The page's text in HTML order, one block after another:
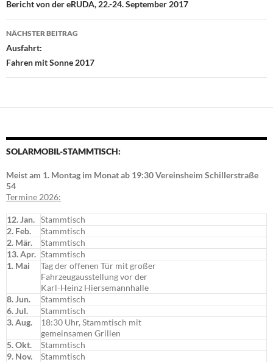
Bericht von der eRUDA, 22.-24. September 2017
NÄCHSTER BEITRAG
Ausfahrt:
Fahren mit Sonne 2017
SOLARMOBIL-STAMMTISCH:
Meist am 1. Montag im Monat ab 19:30 Vereinsheim Schillerstraße
54
Termine 2026:
12. Jan. Stammtisch
2. Feb.
Stammtisch
2. Mär.
Stammtisch
13. Apr. Stammtisch
1. Mai
Tag der offenen Tür mit großer
Fahrzeugausstellung vor der
Karl-Heinz Hiersemannhalle
8. Jun.
Stammtisch
6. Jul.
Stammtisch
3. Aug.
18:30 Uhr, Stammtisch mit
gemeinsamen Grillen
5. Okt.
Stammtisch
9. Nov.
Stammtisch